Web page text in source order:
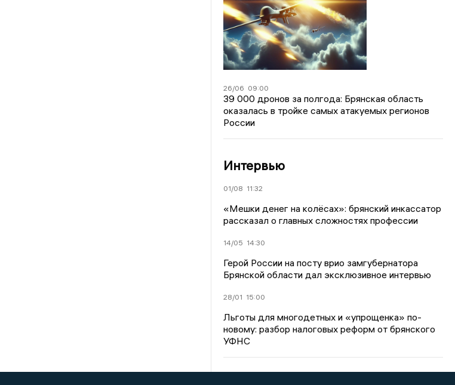
26/06 09:00
39 000 дронов за полгода: Брянская область
оказалась в тройке самых атакуемых регионов
России
Интервью
01/08 11:32
«Мешки денег на колёсах»: брянский инкассатор
рассказал о главных сложностях профессии
14/05 14:30
Герой России на посту врио замгубернатора
Брянской области дал эксклюзивное интервью
28/01 15:00
Льготы для многодетных и «упрощенка» по-
новому: разбор налоговых реформ от брянского
УФНС